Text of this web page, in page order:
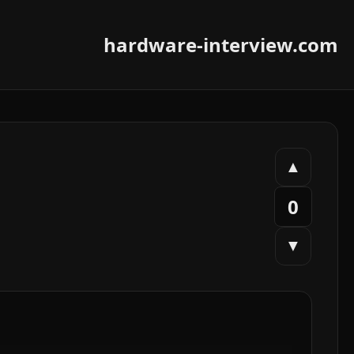
hardware-interview.com
▲
0
▼